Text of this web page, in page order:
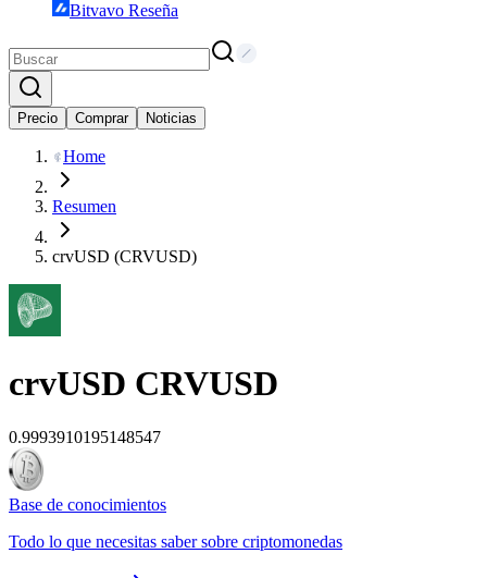
Bitvavo Reseña
Precio Comprar Noticias
Home
Resumen
crvUSD (CRVUSD)
crvUSD CRVUSD
0.9993910195148547
Base de conocimientos
Todo lo que necesitas saber sobre criptomonedas